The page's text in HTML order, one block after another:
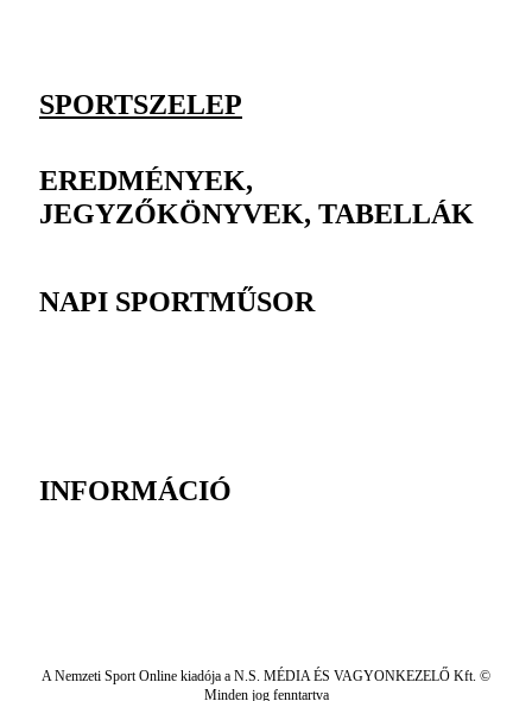
SPORTSZELEP
EREDMÉNYEK,
JEGYZŐKÖNYVEK, TABELLÁK
NAPI SPORTMŰSOR
INFORMÁCIÓ
A Nemzeti Sport Online kiadója a N.S. MÉDIA ÉS VAGYONKEZELŐ Kft. ©
Minden jog fenntartva